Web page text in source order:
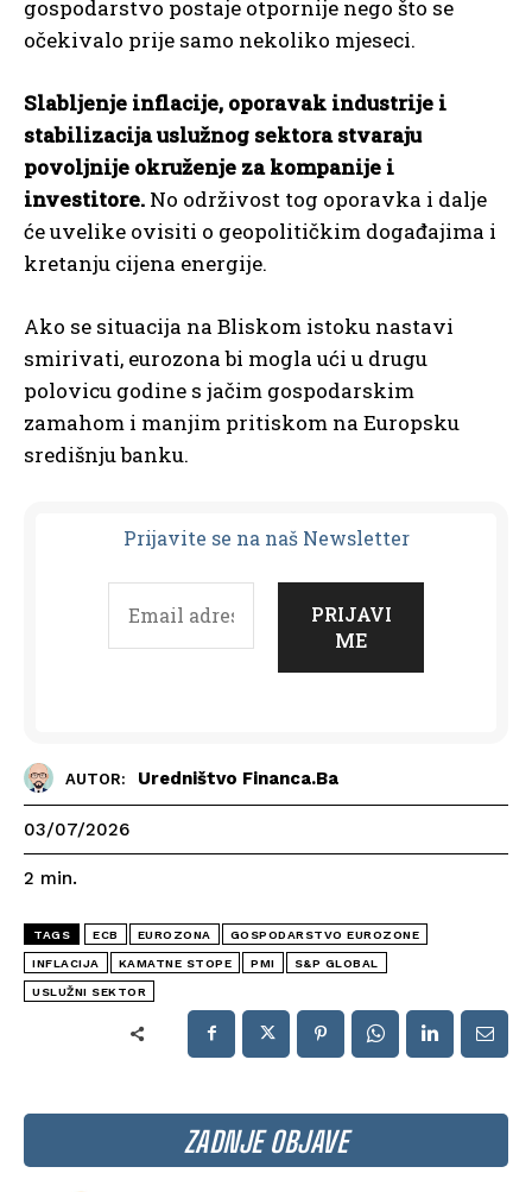
ZADNJE OBJAVE
gospodarstvo postaje otpornije nego što se
očekivalo prije samo nekoliko mjeseci.
Slabljenje inflacije, oporavak industrije i
stabilizacija uslužnog sektora stvaraju
povoljnije okruženje za kompanije i
investitore. No održivost tog oporavka i dalje
će uvelike ovisiti o geopolitičkim događajima i
kretanju cijena energije.
Ako se situacija na Bliskom istoku nastavi
smirivati, eurozona bi mogla ući u drugu
polovicu godine s jačim gospodarskim
zamahom i manjim pritiskom na Europsku
središnju banku.
Prijavite se na naš Newsletter
AUTOR: Uredništvo Financa.ba
03/07/2026
2 min.
TAGS ECB EUROZONA GOSPODARSTVO EUROZONE
INFLACIJA KAMATNE STOPE PMI S&P GLOBAL
USLUŽNI SEKTOR